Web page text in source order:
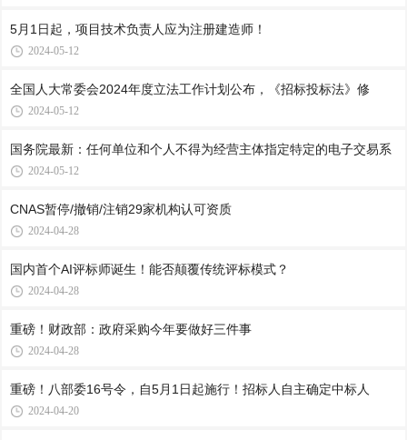
5月1日起，项目技术负责人应为注册建造师！
2024-05-12
全国人大常委会2024年度立法工作计划公布，《招标投标法》修
2024-05-12
国务院最新：任何单位和个人不得为经营主体指定特定的电子交易系
2024-05-12
CNAS暂停/撤销/注销29家机构认可资质
2024-04-28
国内首个AI评标师诞生！能否颠覆传统评标模式？
2024-04-28
重磅！财政部：政府采购今年要做好三件事
2024-04-28
重磅！八部委16号令，自5月1日起施行！招标人自主确定中标人
2024-04-20